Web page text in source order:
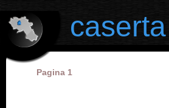
caserta
Pagina 1